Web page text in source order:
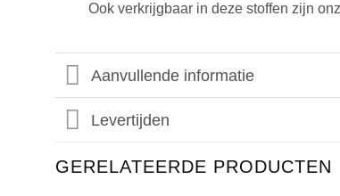
Ook verkrijgbaar in deze stoffen zijn
Aanvullende informatie
Levertijden
GERELATEERDE PRODUCTEN